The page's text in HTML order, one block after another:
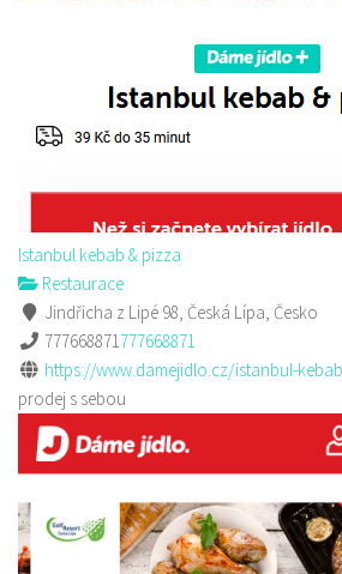
Istanbul kebab & pizza
Restaurace
Jindřicha z Lipé 98, Česká Lípa, Česko
777668871777668871
https://www.damejidlo.cz/istanbul-
prodej s sebou